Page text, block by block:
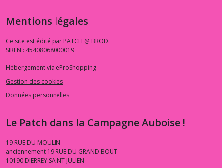
Mentions légales
Ce site est édité par PATCH @ BROD.
SIREN : 45408068000019
Hébergement via eProShopping
Gestion des cookies
Données personnelles
Le Patch dans la Campagne Auboise !
19 RUE DU MOULIN
anciennement 19 RUE DU GRAND BOUT
10190 DIERREY SAINT JULIEN